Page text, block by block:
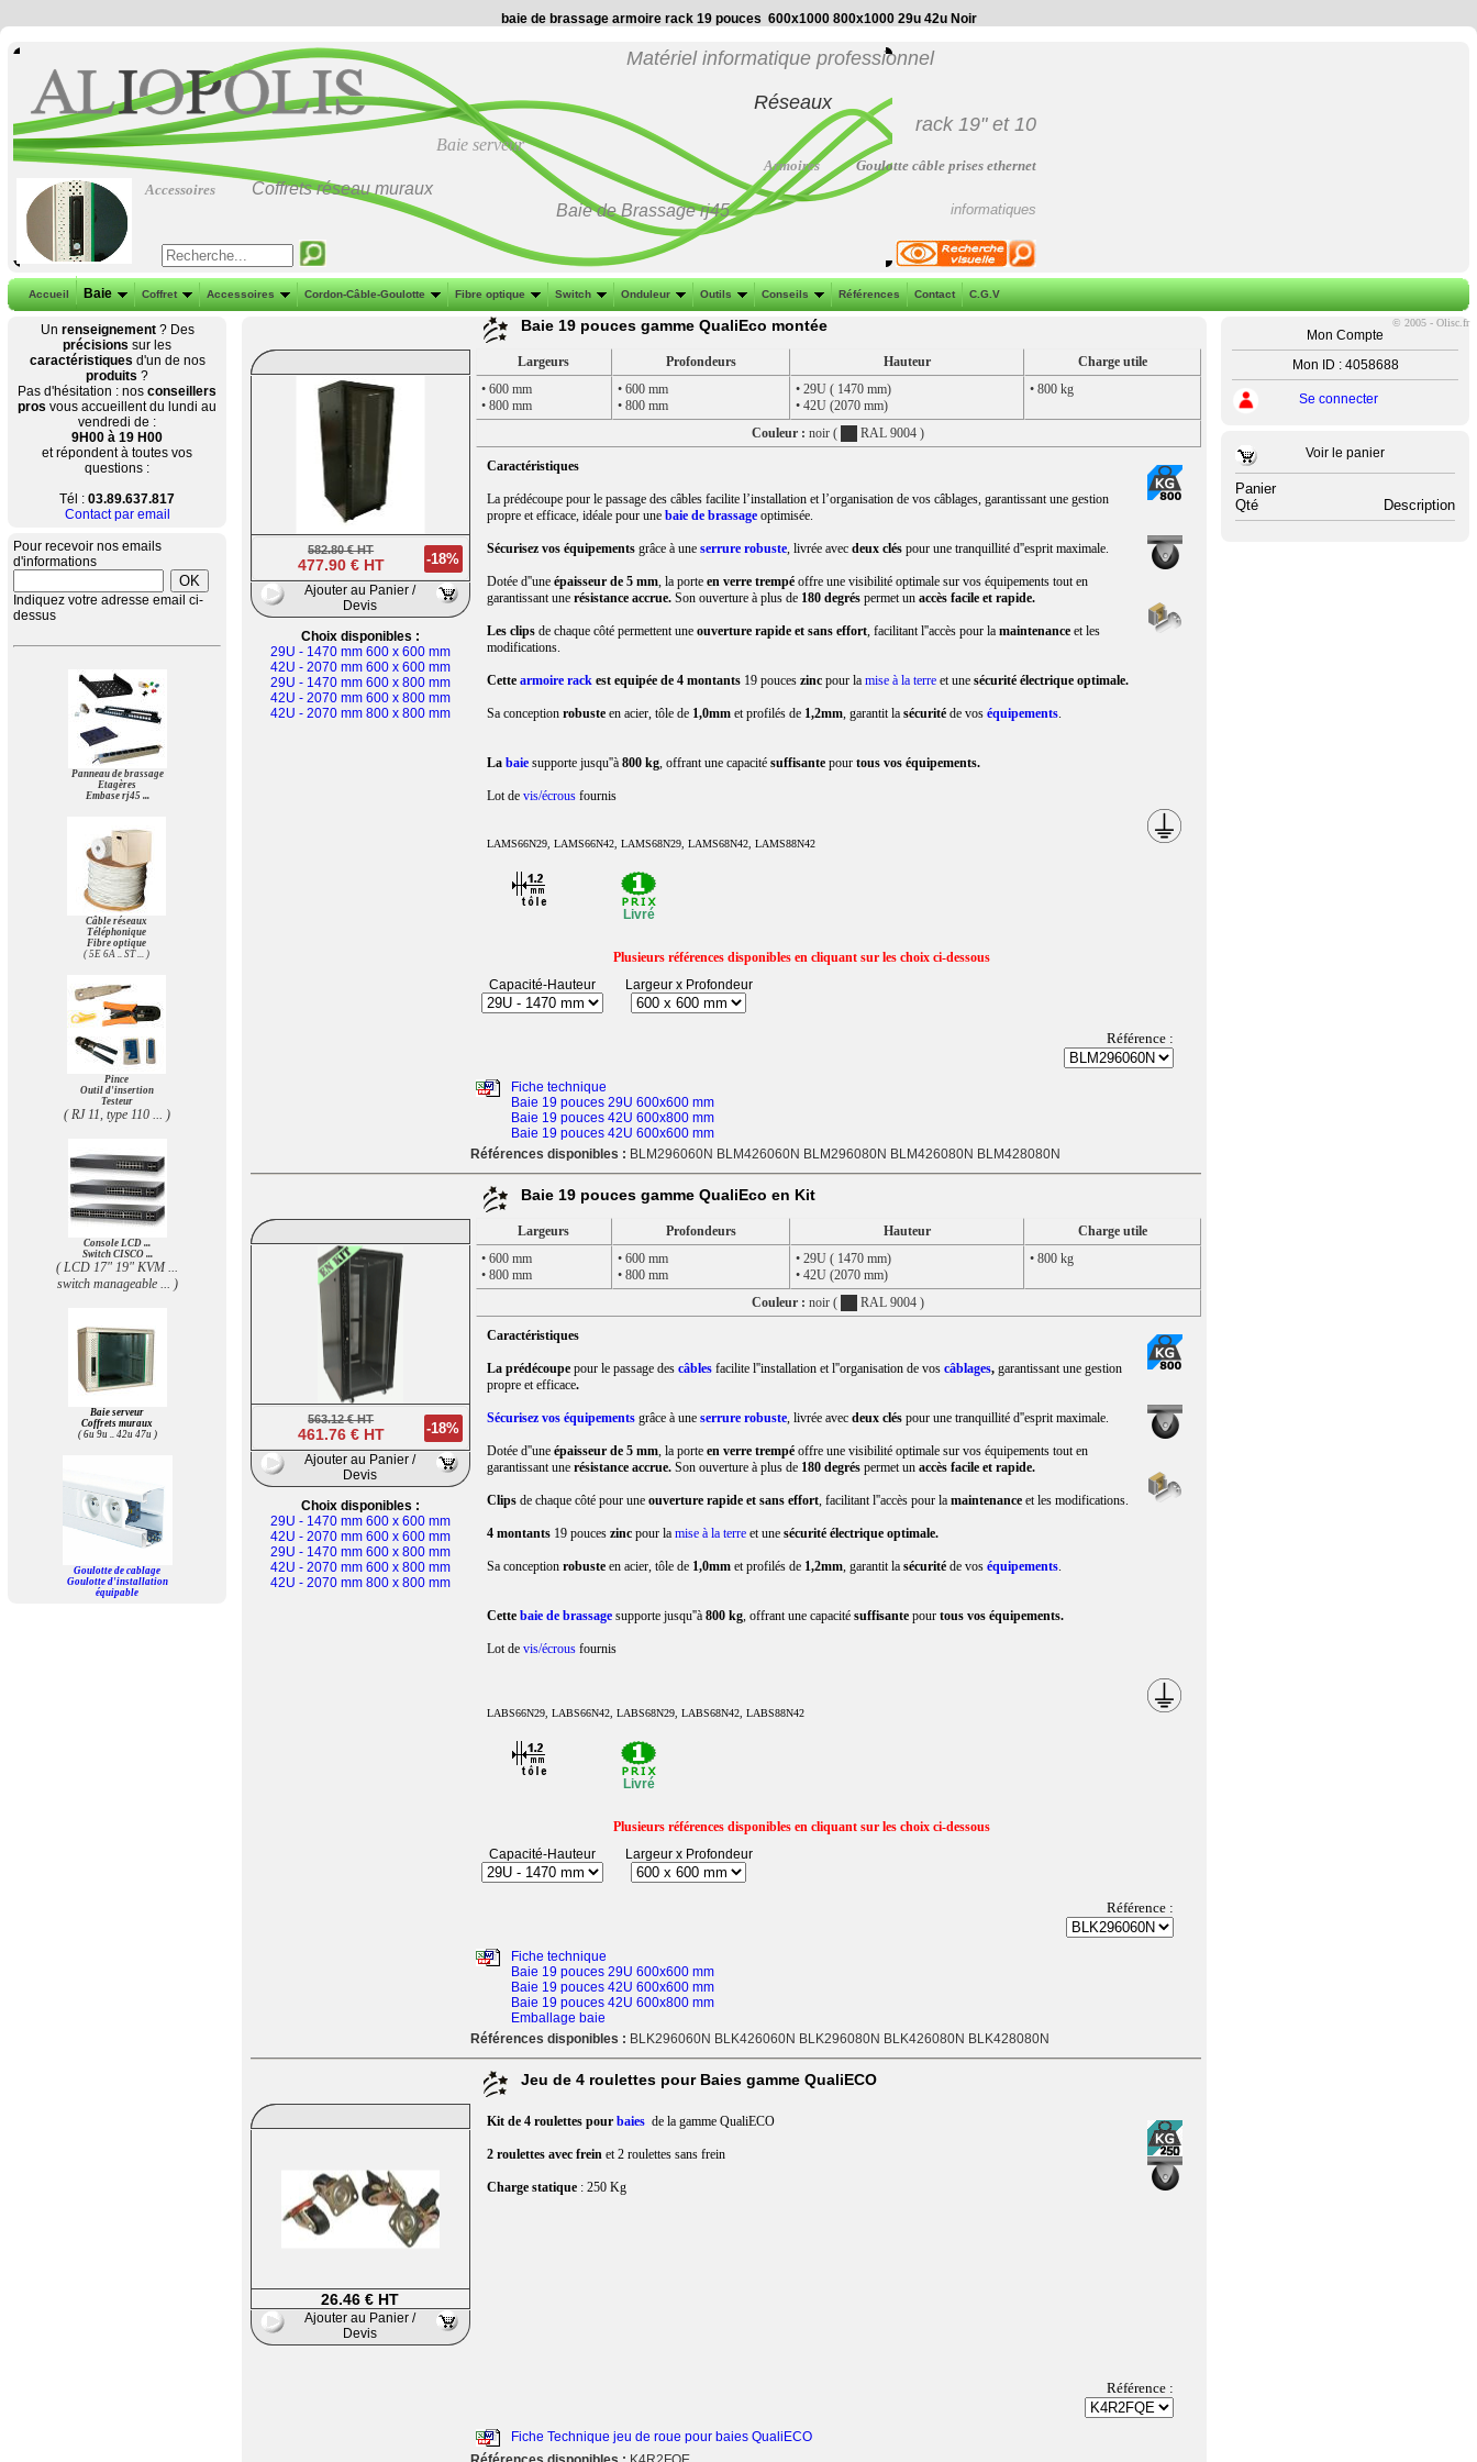
baie de brassage armoire rack 19 pouces 600x1000 800x1000 29u 42u Noir
Matériel informatique professionnel
Réseaux
rack 19"et10
Baie serveur
Armoires
Goulotte câble prises ethernet
Accessoires
Coffrets réseau muraux
informatiques
Baie de Brassage rj45
Accueil Baie Coffret Accessoires Cordon-Câble-Goulotte Fibre optique Switch Onduleur Outils Conseils Références Contact C.G.V
© 2005 - Olisc.fr
Mon Compte
Mon ID : 4058688
Se connecter
Voir le panier
Panier
Qté
Description
582.80 € HT
477.90 € HT -18%
Ajouter au Panier /
Devis
Choix disponibles :
29U - 1470 mm 600 x 600 mm
42U - 2070 mm 600 x 600 mm
29U - 1470 mm 600 x 800 mm
42U - 2070 mm 600 x 800 mm
42U - 2070 mm 800 x 800 mm
Baie 19 pouces gamme QualiEco montée
Largeurs Profondeurs Hauteur
Charge utile
• 600 mm
• 800 mm
• 600 mm
• 800 mm
• 29U ( 1470 mm)
• 42U (2070 mm)
• 800 kg
Couleur :noir ( RAL 9004 )
Caractéristiques
La prédécoupe pour le passage des câbles facilite l’installation et l’organisation de vos câblages, garantissant une gestion
propre et efficace, idéale pour une baie de brassageoptimisée.
Sécurisez vos équipementsgrâce à une serrure robuste, livrée avec deux cléspour une tranquillité d''esprit maximale.
Dotée d''uneépaisseur de 5 mm, la porteen verre trempé offre une visibilité optimale sur vos équipements tout en
garantissant unerésistance accrue. Son ouverture à plus de180 degrés permet un accès facile et rapide.
Les clipsde chaque côté permettent une ouverture rapide et sans effort, facilitant l''accès pour la maintenanceet les
modifications.
Cette armoire rackest equipée de 4 montants 19 pouceszinc pour la mise à la terre et unesécurité électrique optimale.
Sa conceptionrobusteen acier, tôle de 1,0mmet profilés de 1,2mm, garantit la sécuritéde vos équipements.
La baie supporte jusqu''à 800 kg, offrant une capacité suffisantepour tous vos équipements.
Lot de vis/écrousfournis
LAMS66N29, LAMS66N42, LAMS68N29, LAMS68N42, LAMS88N42
Livré
Plusieurs références disponibles en cliquant sur les choix ci-dessous
Capacité-Hauteur
Largeur x Profondeur
Référence :
Fiche technique
Baie 19 pouces 29U 600x600 mm
Baie 19 pouces 42U 600x800 mm
Baie 19 pouces 42U 600x600 mm
Références disponibles : BLM296060N BLM426060N BLM296080N BLM426080N BLM428080N
563.12 € HT
461.76 € HT -18%
Ajouter au Panier /
Devis
Choix disponibles :
29U - 1470 mm 600 x 600 mm
42U - 2070 mm 600 x 600 mm
29U - 1470 mm 600 x 800 mm
42U - 2070 mm 600 x 800 mm
42U - 2070 mm 800 x 800 mm
Baie 19 pouces gamme QualiEco en Kit
Largeurs Profondeurs Hauteur
Charge utile
• 600 mm
• 800 mm
• 600 mm
• 800 mm
• 29U ( 1470 mm)
• 42U (2070 mm)
• 800 kg
Couleur :noir ( RAL 9004 )
Caractéristiques
La prédécoupe pour le passage des câbles facilite l''installation et l''organisation de vos câblages, garantissant une gestion
propre et efficace.
Sécurisez vos équipementsgrâce à une serrure robuste, livrée avec deux cléspour une tranquillité d''esprit maximale.
Dotée d''uneépaisseur de 5 mm, la porteen verre trempé offre une visibilité optimale sur vos équipements tout en
garantissant unerésistance accrue. Son ouverture à plus de180 degrés permet un accès facile et rapide.
Clipsde chaque côté pour une ouverture rapide et sans effort, facilitant l''accès pour la maintenanceet les modifications.
4 montants 19 pouceszinc pour la mise à la terre et unesécurité électrique optimale.
Sa conceptionrobusteen acier, tôle de 1,0mmet profilés de 1,2mm, garantit la sécuritéde vos équipements.
Cette baie de brassage supporte jusqu''à 800 kg, offrant une capacité suffisantepour tous vos équipements.
Lot de vis/écrousfournis
LABS66N29, LABS66N42, LABS68N29, LABS68N42, LABS88N42
Livré
Plusieurs références disponibles en cliquant sur les choix ci-dessous
Capacité-Hauteur
Largeur x Profondeur
Référence :
Fiche technique
Baie 19 pouces 29U 600x600 mm
Baie 19 pouces 42U 600x600 mm
Baie 19 pouces 42U 600x800 mm
Emballage baie
Références disponibles : BLK296060N BLK426060N BLK296080N BLK426080N BLK428080N
26.46 € HT
Ajouter au Panier /
Devis
Jeu de 4 roulettes pour Baies gamme QualiECO
Kit de 4 roulettes pour baies de la gamme QualiECO
2 roulettes avec freinet 2 roulettes sans frein
Charge statique: 250 Kg
Référence :
Fiche Technique jeu de roue pour baies QualiECO
Un renseignement ? Des
précisions sur les
caractéristiques d'un de nos
produits ?
Pas d'hésitation : nos conseillers
pros vous accueillent du lundi au
vendredi de :
9H00 à 19 H00
et répondent à toutes vos
questions :
Tél : 03.89.637.817
Contact par email
Pour recevoir nos emails
d'informations
Indiquez votre adresse email ci-
dessus
Panneau de brassage
Etagères
Embase rj45 ...
Câble réseaux
Téléphonique
Fibre optique
( 5E 6A .. ST ... )
Pince
Outil d'insertion
Testeur
( RJ 11, type 110 ... )
Console LCD ...
Switch CISCO ...
( LCD 17" 19" KVM ...
switch manageable ... )
Baie serveur
Coffrets muraux
( 6u 9u .. 42u 47u )
Goulotte de cablage
Goulotte d'installation
équipable